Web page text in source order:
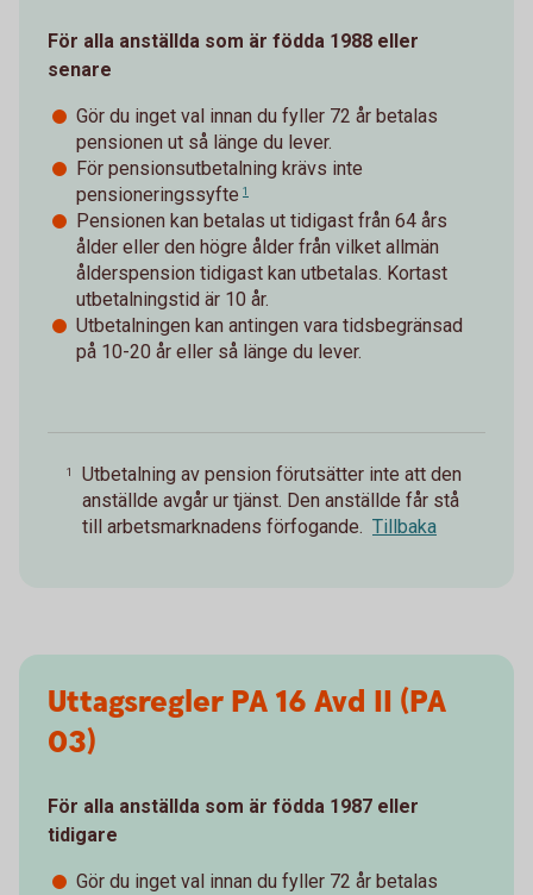
För alla anställda som är födda 1988 eller
senare
Gör du inget val innan du fyller 72 år betalas
pensionen ut så länge du lever.
För pensionsutbetalning krävs inte
pensioneringssyfte 1
Pensionen kan betalas ut tidigast från 64 års
ålder eller den högre ålder från vilket allmän
ålderspension tidigast kan utbetalas. Kortast
utbetalningstid är 10 år.
Utbetalningen kan antingen vara tidsbegränsad
på 10-20 år eller så länge du lever.
1
Utbetalning av pension förutsätter inte att den
anställde avgår ur tjänst. Den anställde får stå
till arbetsmarknadens förfogande. Tillbaka
Uttagsregler PA 16 Avd II (PA
03)
För alla anställda som är födda 1987 eller
tidigare
Gör du inget val innan du fyller 72 år betalas